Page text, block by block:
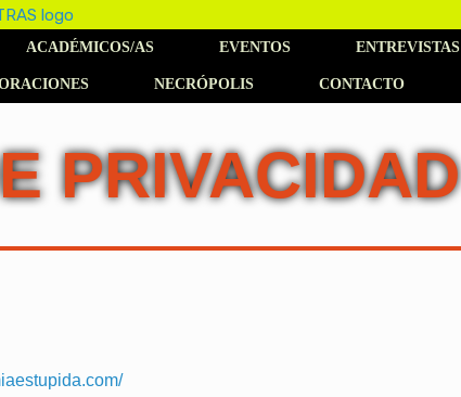
ACADÉMICOS/AS EVENTOS ENTREVISTAS
NECRÓPOLIS CONTACTO
PRIVACIDAD